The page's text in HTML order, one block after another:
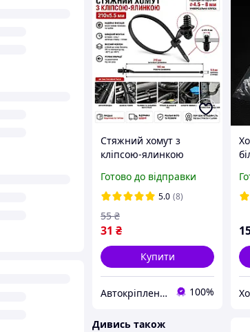
Стяжний хомут з
кліпсою-ялинкою
автомобільна
нейлонова стяжка для
кріплення проводки та
трубок (отвір 4.5-7.5
мм)
Готово до відправки
5.0 (8)
31 ₴
55 ₴
Купити
Автокріплення (кліпси/андапки), роз'єми (фішки), вентиля колес, термоусадки, автоаксесуари та ін. 100%
Дивись також